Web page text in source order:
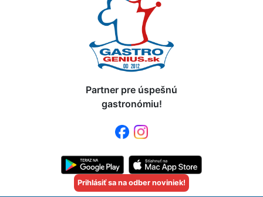
Partner pre úspešnú
gastronómiu!
Prihlásiť sa na odber noviniek!